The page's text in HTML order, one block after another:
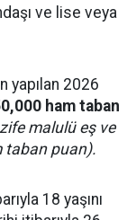
ve lise veya
yapılan 2026
ham taban
malulü eş ve
taban puan).
18 yaşını